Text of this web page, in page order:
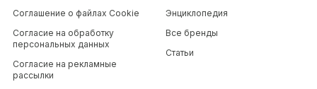
Соглашение о файлах Cookie
Согласие на обработку
персональных данных
Согласие на рекламные
рассылки
Энциклопедия
Все бренды
Статьи